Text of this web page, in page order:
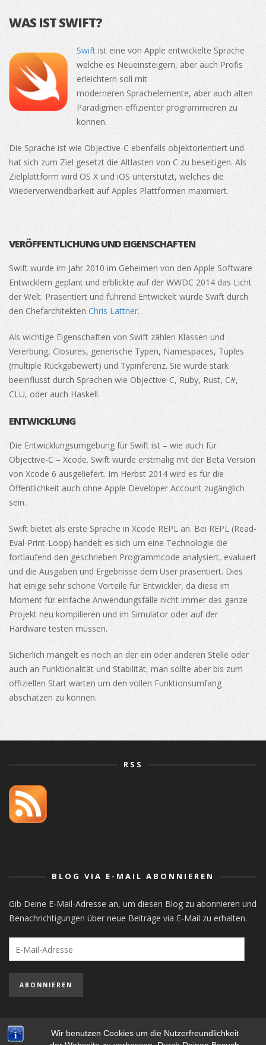
Wir benutzen Cookies um die Nutzerfreundlichkeit
WAS IST SWIFT?
Swift ist eine von Apple entwickelte Sprache
welche es Neueinsteigern, aber auch Profis
erleichtern soll mit
moderneren Sprachelemente, aber auch alten
Paradigmen effizienter programmieren zu
können.
Die Sprache ist wie Objective-C ebenfalls objektorientiert und
hat sich zum Ziel gesetzt die Altlasten von C zu beseitigen. Als
Zielplattform wird OS X und iOS unterstützt, welches die
Wiederverwendbarkeit auf Apples Plattformen maximiert.
VERÖFFENTLICHUNG UND EIGENSCHAFTEN
Swift wurde im Jahr 2010 im Geheimen von den Apple Software
Entwicklern geplant und erblickte auf der WWDC 2014 das Licht
der Welt. Präsentiert und führend Entwickelt wurde Swift durch
den Chefarchitekten Chris Lattner.
Als wichtige Eigenschaften von Swift zählen Klassen und
Vererbung, Closures, generische Typen, Namespaces, Tuples
(multiple Rückgabewert) und Typinferenz. Sie wurde stark
beeinflusst durch Sprachen wie Objective-C, Ruby, Rust, C#,
CLU, oder auch Haskell.
ENTWICKLUNG
Die Entwicklungsumgebung für Swift ist – wie auch für
Objective-C – Xcode. Swift wurde erstmalig mit der Beta Version
von Xcode 6 ausgeliefert. Im Herbst 2014 wird es für die
Öffentlichkeit auch ohne Apple Developer Account zugänglich
sein.
Swift bietet als erste Sprache in Xcode REPL an. Bei REPL (Read-
Eval-Print-Loop) handelt es sich um eine Technologie die
fortlaufend den geschrieben Programmcode analysiert, evaluiert
und die Ausgaben und Ergebnisse dem User präsentiert. Dies
hat einige sehr schöne Vorteile für Entwickler, da diese im
Moment für einfache Anwendungsfälle nicht immer das ganze
Projekt neu kompilieren und im Simulator oder auf der
Hardware testen müssen.
Sicherlich mangelt es noch an der ein oder anderen Stelle oder
auch an Funktionalität und Stabilität, man sollte aber bis zum
offiziellen Start warten um den vollen Funktionsumfang
abschätzen zu können.
RSS
BLOG VIA E-MAIL ABONNIEREN
Gib Deine E-Mail-Adresse an, um diesen Blog zu abonnieren und
Benachrichtigungen über neue Beiträge via E-Mail zu erhalten.
Mail-
Adresse
ABONNIEREN